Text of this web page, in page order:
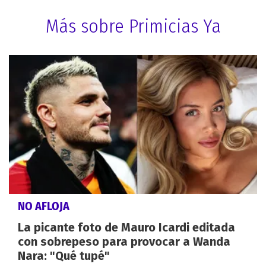
Más sobre Primicias Ya
NO AFLOJA
La picante foto de Mauro Icardi editada
con sobrepeso para provocar a Wanda
Nara: "Qué tupé"